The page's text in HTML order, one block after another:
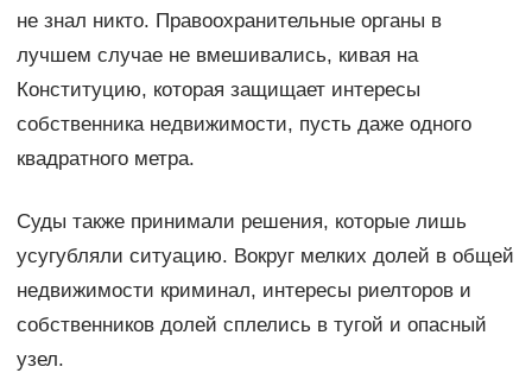
не знал никто. Правоохранительные органы в
лучшем случае не вмешивались, кивая на
Конституцию, которая защищает интересы
собственника недвижимости, пусть даже одного
квадратного метра.
Суды также принимали решения, которые лишь
усугубляли ситуацию. Вокруг мелких долей в общей
недвижимости криминал, интересы риелторов и
собственников долей сплелись в тугой и опасный
узел.